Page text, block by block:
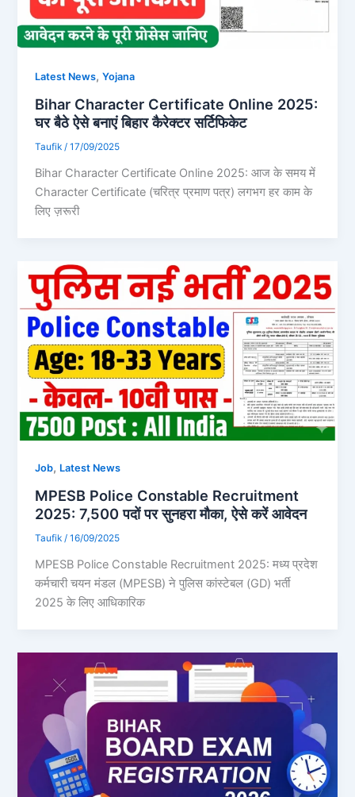
Latest News,Yojana
Bihar Character Certificate Online 2025:
घर बैठे ऐसे बनाएं बिहार कैरेक्टर सर्टिफिकेट
Taufik /17/09/2025
Bihar Character Certificate Online 2025: आज के समय में
Character Certificate (चरित्र प्रमाण पत्र) लगभग हर काम के
लिए ज़रूरी
Job, Latest News
MPESB Police Constable Recruitment
2025: 7,500 पदों पर सुनहरा मौका, ऐसे करें आवेदन
Taufik/16/09/2025
MPESB Police Constable Recruitment 2025: मध्य प्रदेश
कर्मचारी चयन मंडल (MPESB) ने पुलिस कांस्टेबल (GD) भर्ती
2025 के लिए आधिकारिक